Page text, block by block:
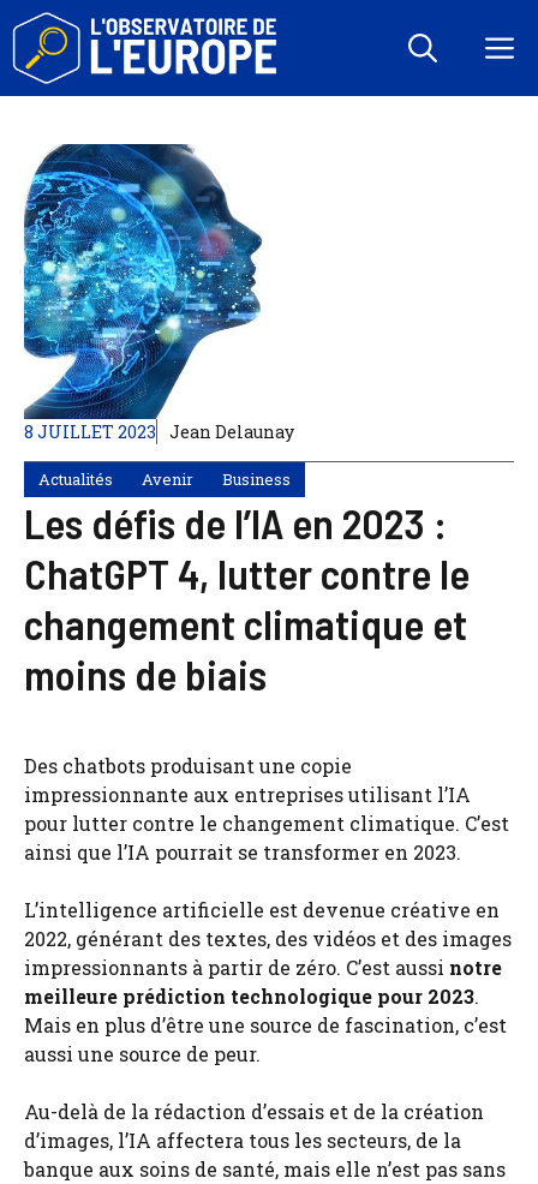
Aller
contenu
8 JUILLET 2023 Jean Delaunay
Actualités Avenir Business
Les défis de l’IA en 2023 :
ChatGPT 4, lutter contre le
changement climatique et
moins de biais
Des chatbots produisant une copie
impressionnante aux entreprises utilisant l’IA
pour lutter contre le changement climatique. C’est
ainsi que l’IA pourrait se transformer en 2023.
L’intelligence artificielle est devenue créative en
2022, générant des textes, des vidéos et des images
impressionnants à partir de zéro. C’est aussi notre
meilleure prédiction technologique pour 2023.
Mais en plus d’être une source de fascination, c’est
aussi une source de peur.
Au-delà de la rédaction d’essais et de la création
d’images, l’IA affectera tous les secteurs, de la
banque aux soins de santé, mais elle n’est pas sans